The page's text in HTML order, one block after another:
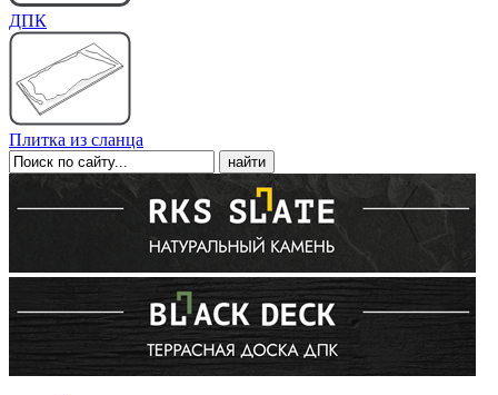
ДПК
Плитка из сланца